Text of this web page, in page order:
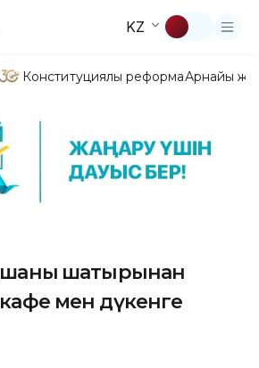
KZ
Конституциялық реформаАрнайы
шатырынан
мен дүкенге